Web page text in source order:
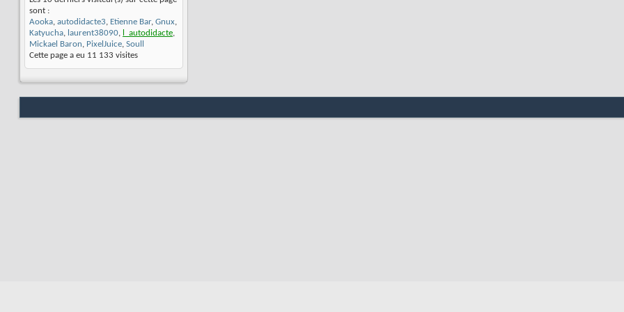
sont :
Aooka, autodidacte3, Etienne Bar, Gnux,
Katyucha, laurent38090, l_autodidacte,
Mickael Baron, PixelJuice, Soull
Cette page a eu 11 133 visites